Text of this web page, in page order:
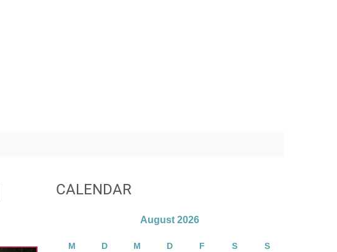
CALENDAR
August 2026
M D M D F S S